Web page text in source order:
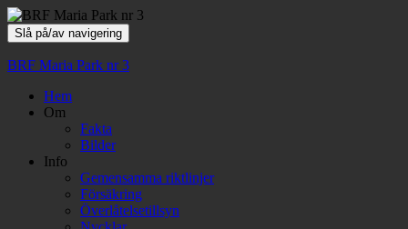
Slå på/av navigering
BRF Maria Park nr 3
Hem
Om
Fakta
Bilder
Info
Gemensamma riktlinjer
Försäkring
Överlåtelsetillsyn